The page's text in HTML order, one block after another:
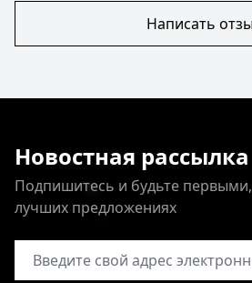
Написать
Новостная рассылка
Подпишитесь и будьте первыми,
лучших предложениях
Адрес электронной почты